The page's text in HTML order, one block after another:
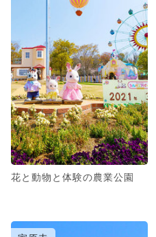
花と動物と体験の農業公園